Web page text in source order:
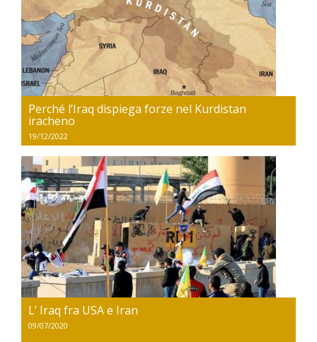
Perché l’Iraq dispiega forze nel Kurdistan
iracheno
19/12/2022
L’ Iraq fra USA e Iran
09/07/2020